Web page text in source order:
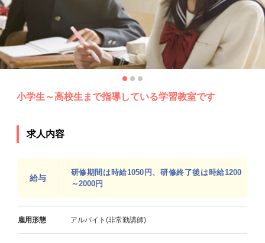
小学生～高校生まで指導している学習教室です
求人内容
給与
研修期間は時給1050円、研修終了後は時給1200
～2000円
雇用形態 アルバイト(非常勤講師)